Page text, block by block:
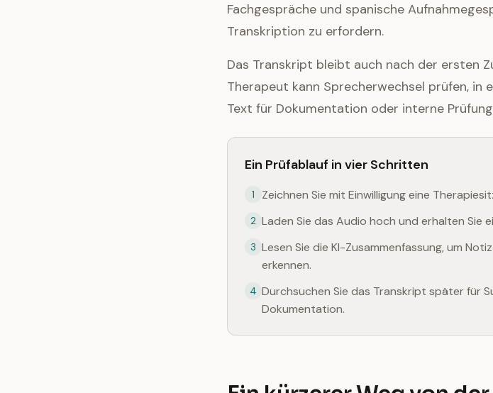
Fachgespräche und spanische
Transkription zu erfordern.
Das Transkript bleibt auch nach der ersten
Therapeut kann Sprecherwechsel prüfen, in
Text für Dokumentation oder interne
Ein Prüfablauf in vier Schritten
1 Zeichnen Sie mit Einwilligung eine
2 Laden Sie das Audio hoch und erhalten Sie
3 Lesen Sie die KI-Zusammenfassung, um
erkennen.
4 Durchsuchen Sie das Transkript später für
Dokumentation.